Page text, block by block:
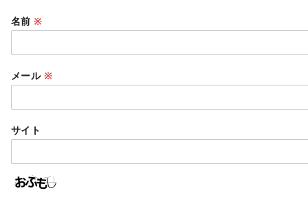
名前※
メール ※
サイト